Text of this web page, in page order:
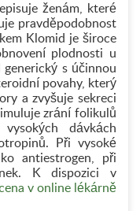
ženám, které
pravděpodobnost
Klomid je široce
plodnosti u
s účinnou
povahy, který
a zvyšuje sekreci
zrání folikulů
dávkách
Při vysoké
antiestrogen, při
K dispozici v
v online lékárně